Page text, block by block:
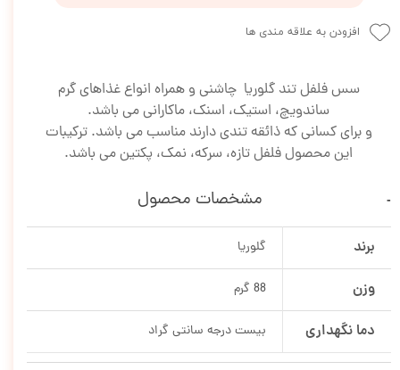
افزودن به علاقه مندی ها
سس فلفل تند گلوریا چاشنی و همراه انواع غذاهای گرم
ساندویچ، استیک، اسنک، ماکارانی می باشد.
و برای کسانی که ذائقه تندی دارند مناسب می باشد. ترکیبات
این محصول فلفل تازه، سرکه، نمک، پکتین می باشد.
مشخصات محصول
برند گلوریا
وزن 88 گرم
دما نگهداری بیست درجه سانتی گراد